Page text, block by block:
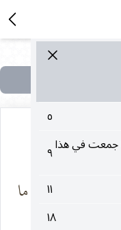
٥
جمعت في هذا٩
١١
١٨
عَزَازَه ويهتمِرْن ما